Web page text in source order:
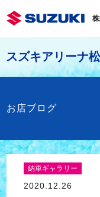
スズキアリーナ
お店ブログ
納車ギャラリー
2020.12.26